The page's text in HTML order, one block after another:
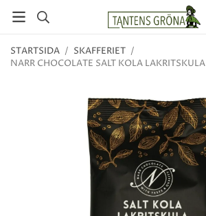
STARTSIDA / SKAFFERIET /
NARR CHOCOLATE SALT KOLA LAKRITSKULA